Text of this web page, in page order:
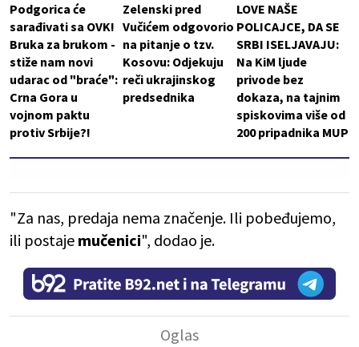
Podgorica će
sarađivati sa OVK!
Bruka za brukom -
stiže nam novi
udarac od "braće":
Crna Gora u
vojnom paktu
protiv Srbije?!
Zelenski pred
Vučićem odgovorio
na pitanje o tzv.
Kosovu: Odjekuju
reči ukrajinskog
predsednika
LOVE NAŠE
POLICAJCE, DA SE
SRBI ISELJAVAJU:
Na KiM ljude
privode bez
dokaza, na tajnim
spiskovima više od
200 pripadnika MUP
"Za nas, predaja nema značenje. Ili pobeđujemo,
ili postaje mučenici", dodao je.